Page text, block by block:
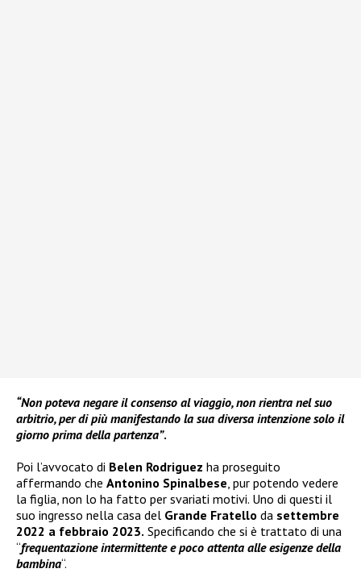
“Non poteva negare il consenso al viaggio, non rientra nel suo
arbitrio, per di più manifestando la sua diversa intenzione solo il
giorno prima della partenza”.
Poi l’avvocato di Belen Rodriguez ha proseguito
affermando che Antonino Spinalbese, pur potendo vedere
la figlia, non lo ha fatto per svariati motivi. Uno di questi il
suo ingresso nella casa del Grande Fratello da settembre
2022 a febbraio 2023. Specificando che si è trattato di una
“frequentazione intermittente e poco attenta alle esigenze della
bambina“.